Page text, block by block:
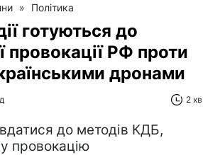
» Політика
готуються до
провокації РФ проти
дронами
2 хв
до методів КДБ,
провокацію